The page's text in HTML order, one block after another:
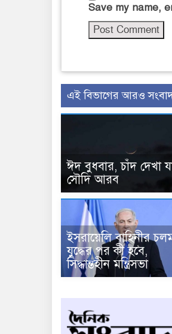
Save my name,
এই বিভাগের আরও
ঈদ বুধবার, চাঁদ দেখা
সৌদি আরব
ইসরায়েলি বাহিনীর
যুদ্ধের পর কী হবে,
সিদ্ধান্তহীন মন্ত্রিসভা